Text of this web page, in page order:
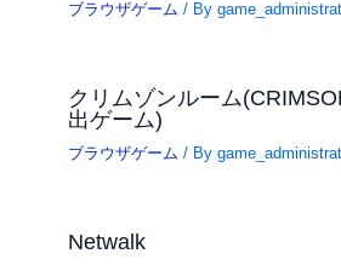
ブラウザゲーム / By
クリムゾンルーム
出ゲーム)
ブラウザゲーム / By
Netwalk